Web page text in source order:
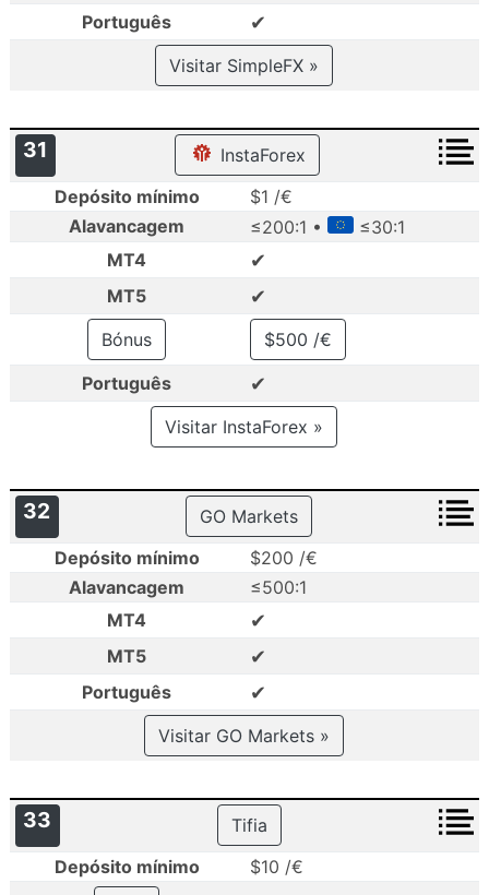
Português ✔
Visitar SimpleFX »
31
InstaForex
Depósito mínimo
$1 /€
Alavancagem
≤200:1 •
≤30:1
MT4
✔
MT5 ✔
Bónus
$500 /€
Português
✔
Visitar InstaForex »
32
GO Markets
Depósito mínimo
$200 /€
Alavancagem
≤500:1
MT4
✔
MT5 ✔
Português ✔
Visitar GO Markets »
33
Tifia
Depósito mínimo
$10 /€